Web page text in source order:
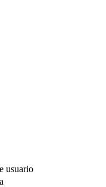
usuario